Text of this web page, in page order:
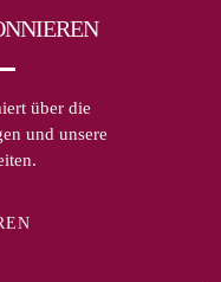
über die
und unsere